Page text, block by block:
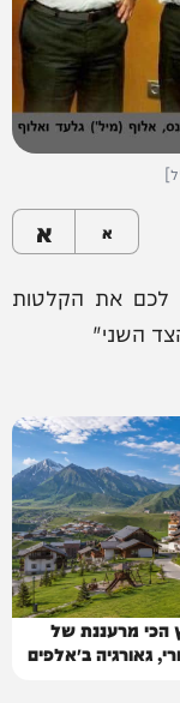
א א
לכם את הקלטות
השני"
הכי מרעננת של
גאורגיה ב״אלפים